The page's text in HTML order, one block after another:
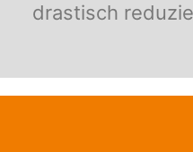
drastisch